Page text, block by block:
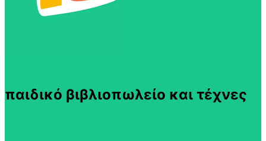
παιδικό βιβλιοπωλείο και τέχνες